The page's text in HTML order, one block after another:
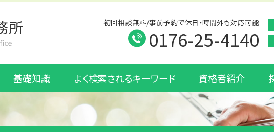
初回相談無料/事前予約で休日・時間外も対応可能
0176-25-4140
基礎知識 よく検索されるキーワード 資格者紹介